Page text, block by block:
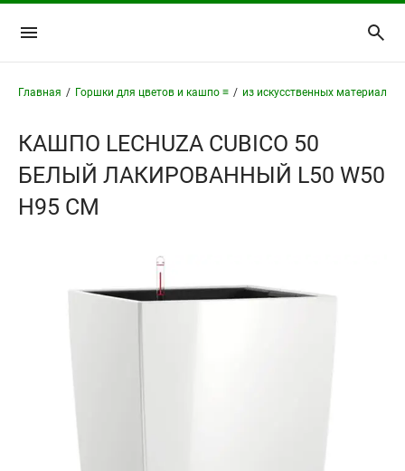
Главная / Горшки для цветов и кашпо ≡ / из искусственных материалов
КАШПО LECHUZA CUBICO 50
БЕЛЫЙ ЛАКИРОВАННЫЙ L50 W50
H95 СМ